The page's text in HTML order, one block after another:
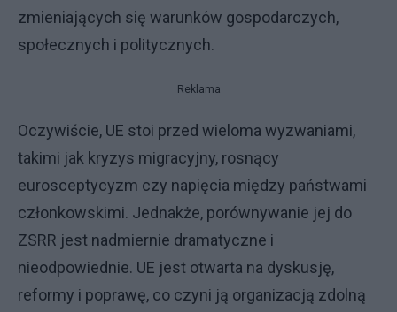
zmieniających się warunków gospodarczych,
społecznych i politycznych.
Reklama
Oczywiście, UE stoi przed wieloma wyzwaniami,
takimi jak kryzys migracyjny, rosnący
eurosceptycyzm czy napięcia między państwami
członkowskimi. Jednakże, porównywanie jej do
ZSRR jest nadmiernie dramatyczne i
nieodpowiednie. UE jest otwarta na dyskusję,
reformy i poprawę, co czyni ją organizacją zdolną